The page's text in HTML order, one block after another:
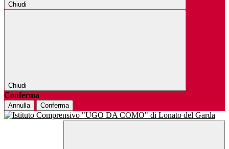
Chiudi
Chiudi
Conferma
Annulla Conferma